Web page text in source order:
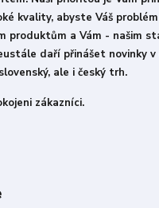
kvality, abyste Váš
produktům a Vám - našim
daří přinášet novinky
ale i český trh.
zákazníci.